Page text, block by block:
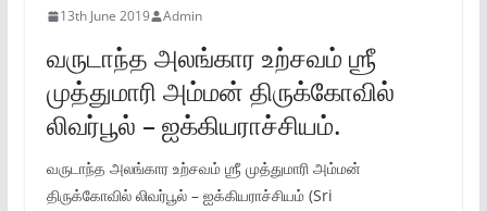
13th June 2019 Admin
வருடாந்த அலங்கார உற்சவம் ஶ்ரீ
முத்துமாரி அம்மன் திருக்கோவில்
லிவர்பூல் – ஐக்கியராச்சியம்.
வருடாந்த அலங்கார உற்சவம் ஶ்ரீ முத்துமாரி அம்மன்
திருக்கோவில் லிவர்பூல் – ஐக்கியராச்சியம் (Sri